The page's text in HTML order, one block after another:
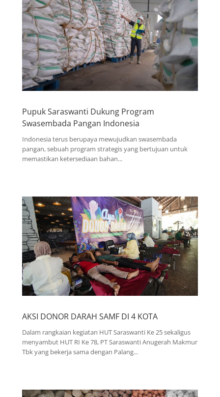
Pupuk Saraswanti Dukung Program
Swasembada Pangan Indonesia
Indonesia terus berupaya mewujudkan swasembada
pangan, sebuah program strategis yang bertujuan untuk
memastikan ketersediaan bahan...
AKSI DONOR DARAH SAMF DI 4 KOTA
Dalam rangkaian kegiatan HUT Saraswanti Ke 25 sekaligus
menyambut HUT RI Ke 78, PT Saraswanti Anugerah Makmur
Tbk yang bekerja sama dengan Palang...